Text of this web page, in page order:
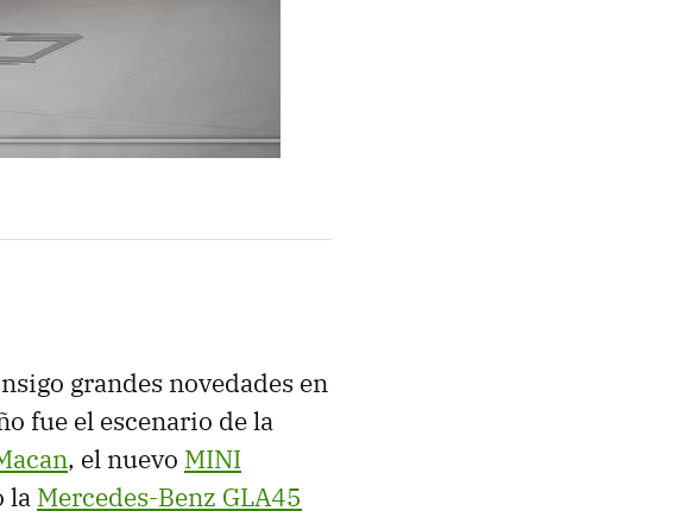
grandes novedades en
fue el escenario de la
, el nuevo MINI
la Mercedes-Benz GLA45